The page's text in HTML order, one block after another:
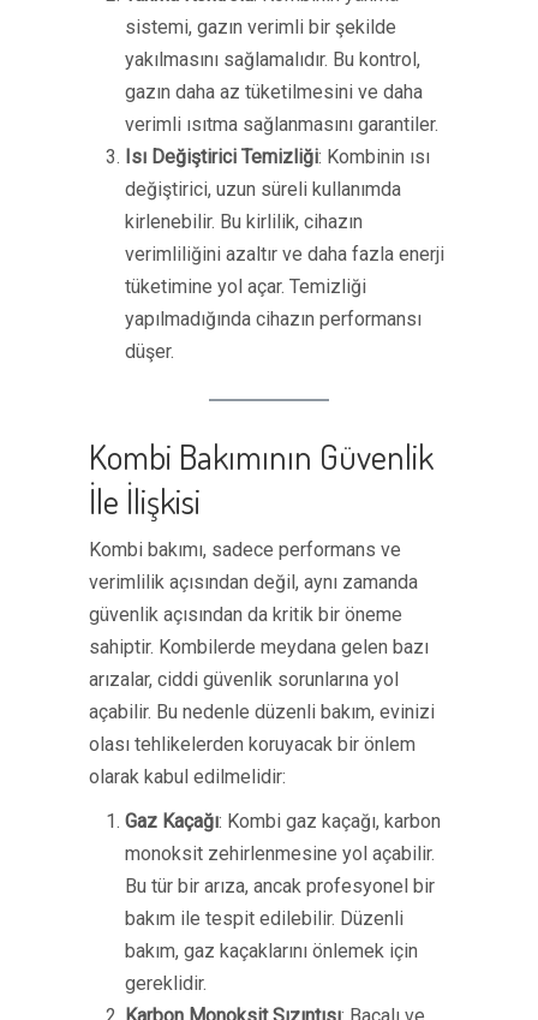
sistemi, gazın verimli bir şekilde
yakılmasını sağlamalıdır. Bu kontrol,
gazın daha az tüketilmesini ve daha
verimli ısıtma sağlanmasını garantiler.
Isı Değiştirici Temizliği: Kombinin ısı
değiştirici, uzun süreli kullanımda
kirlenebilir. Bu kirlilik, cihazın
verimliliğini azaltır ve daha fazla enerji
tüketimine yol açar. Temizliği
yapılmadığında cihazın performansı
düşer.
Kombi Bakımının Güvenlik
İle İlişkisi
Kombi bakımı, sadece performans ve
verimlilik açısından değil, aynı zamanda
güvenlik açısından da kritik bir öneme
sahiptir. Kombilerde meydana gelen bazı
arızalar, ciddi güvenlik sorunlarına yol
açabilir. Bu nedenle düzenli bakım, evinizi
olası tehlikelerden koruyacak bir önlem
olarak kabul edilmelidir:
Gaz Kaçağı: Kombi gaz kaçağı, karbon
monoksit zehirlenmesine yol açabilir.
Bu tür bir arıza, ancak profesyonel bir
bakım ile tespit edilebilir. Düzenli
bakım, gaz kaçaklarını önlemek için
gereklidir.